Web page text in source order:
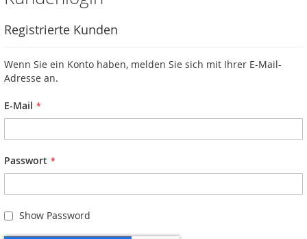
Registrierte Kunden
Wenn Sie ein Konto haben, melden Sie sich mit Ihrer E-Mail-
Adresse an.
E-Mail
Passwort
Show Password